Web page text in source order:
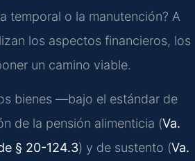
temporal o la manutención? A
los aspectos financieros, los
un camino viable.
bienes —bajo el estándar de
de la pensión alimenticia (Va.
§ 20-124.3) y de sustento (Va.